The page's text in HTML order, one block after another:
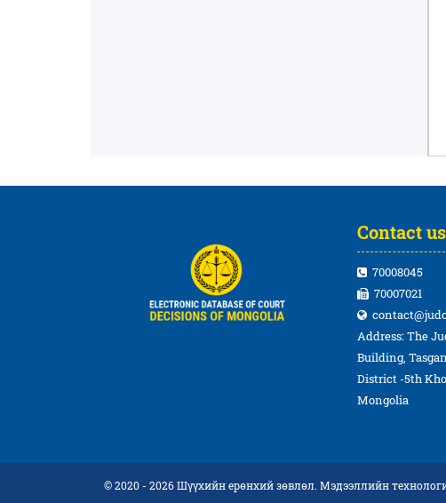
Contact us
70008045
70007021
Address: The
Building,
District -5th
Mongolia
© 2020 - 2026 Шүүхийн ерөнхий зөвлөл. Мэдээллийн